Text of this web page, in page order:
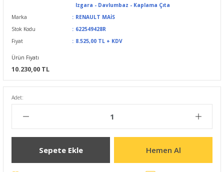
Izgara - Davlumbaz - Kaplama Çıta
Marka
RENAULT MAİS
Stok Kodu
622549428R
Fiyat
8.525,00 TL + KDV
Ürün Fiyatı
10.230,00 TL
Adet:
Sepete Ekle Hemen Al